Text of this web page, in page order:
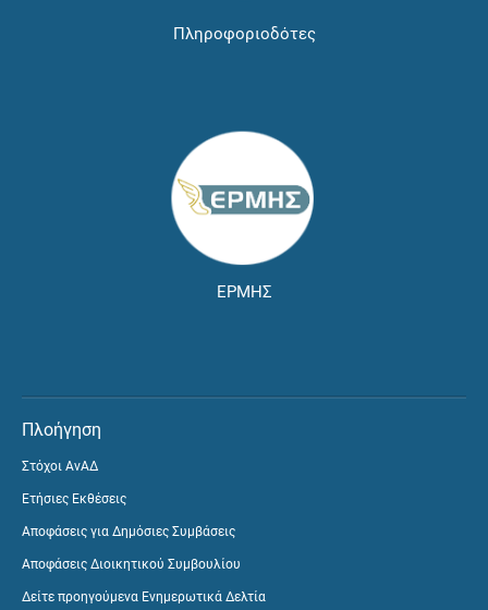
Πληροφοριοδότες
ΕΡΜΗΣ
Πλοήγηση
Στόχοι ΑνΑΔ
Ετήσιες Εκθέσεις
Αποφάσεις για Δημόσιες Συμβάσεις
Αποφάσεις Διοικητικού Συμβουλίου
Δείτε προηγούμενα Ενημερωτικά Δελτία